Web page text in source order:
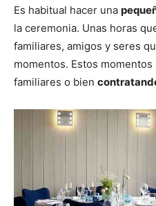
Es habitual hacer una
la ceremonia. Unas horas
familiares, amigos y seres
momentos. Estos
familiares o bien